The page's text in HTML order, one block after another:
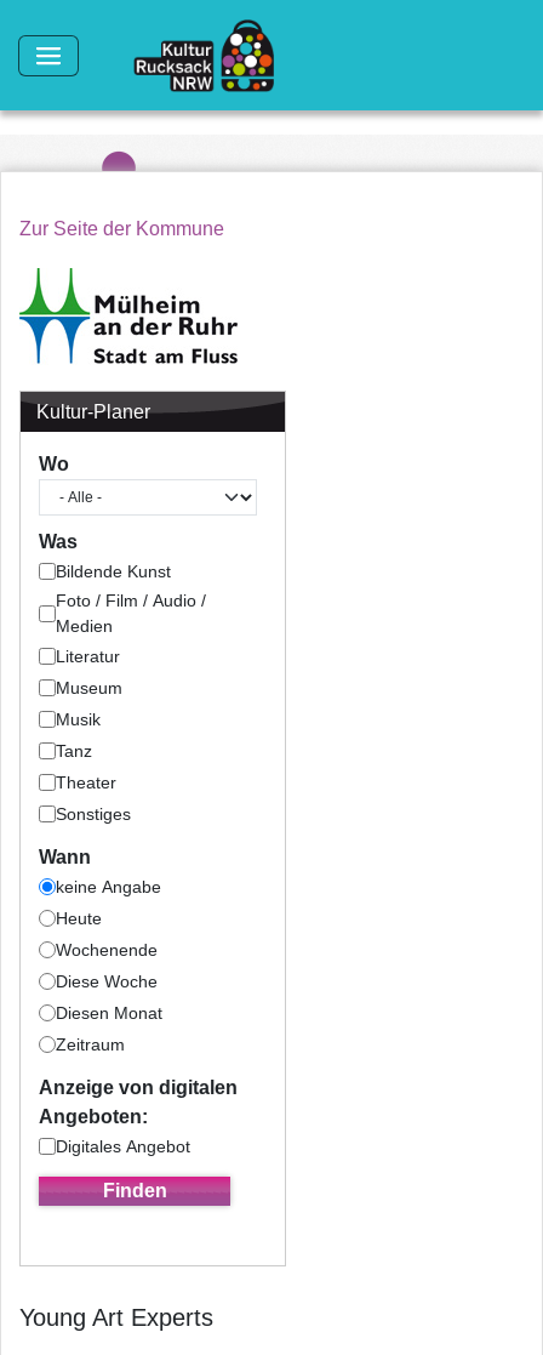
Zur Seite der Kommune
Kultur-Planer
Wo
Was
Bildende Kunst
Foto / Film / Audio /
Medien
Literatur
Museum
Musik
Tanz
Theater
Sonstiges
Wann
keine Angabe
Heute
Wochenende
Diese Woche
Diesen Monat
Zeitraum
Anzeige von digitalen
Angeboten:
Digitales Angebot
Young Art Experts